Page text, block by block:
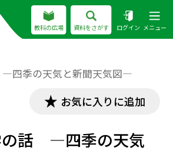
教科の広場 資料をさがす ログイン メニュー
四季の天気と新聞天気図―
お気に入りに追加
の話 ―四季の天気